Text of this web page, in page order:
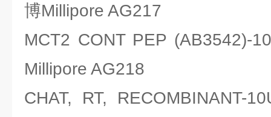
博Millipore AG217
MCT2 CONT PEP (AB3542)-
Millipore AG218
CHAT, RT,